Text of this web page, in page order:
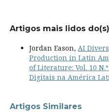
Artigos mais lidos
Jordan Eason, AI
Production in Latin
of Literature: Vol. 10
Digitais na América
Artigos Similares